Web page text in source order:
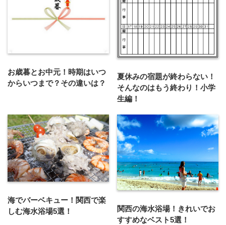
お歳暮とお中元！時期はいつ
からいつまで？その違いは？
夏休みの宿題が終わらない！
そんなのはもう終わり！小学
生編！
海でバーベキュー！関西で楽
しむ海水浴場5選！
関西の海水浴場！きれいでお
すすめなベスト5選！